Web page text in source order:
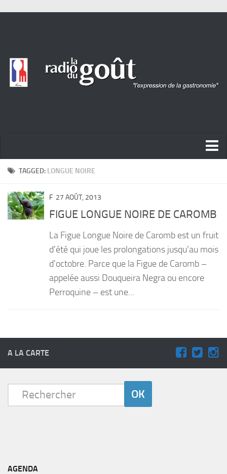
ACTUALITÉ
PORTRAITS
Entrées
TAGGED: LONGUE NOIRE
F 27 AOÛT, 2013
FIGUE LONGUE NOIRE DE CAROMB
La Figue Longue Noire de Caromb est un fruit
d’été qui joue les prolongations jusqu’au mois
d’octobre. Parce que la Figue de Caromb –
appelée aussi Douqueira Negra ou encore
Perroquine – est une...
A LA CARTE
AGENDA